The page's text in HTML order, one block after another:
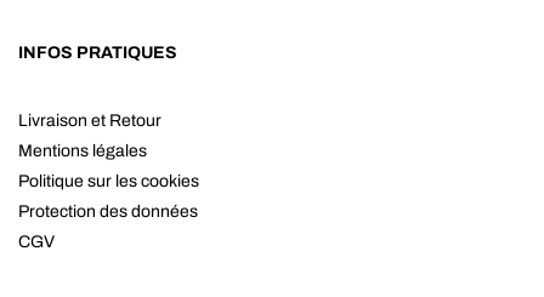
INFOS PRATIQUES
Livraison et Retour
Mentions légales
Politique sur les cookies
Protection des données
CGV